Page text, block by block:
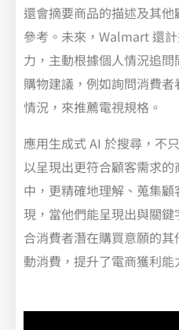
還會摘要商品的描述及其
參考。未來，Walmart 還
力，主動根據個人情況追
購物建議，例如詢問消費
情況，來推薦電視規格。
應用生成式 AI 於搜尋，不
以呈現出更符合顧客需求
中，更精確地理解、蒐集
現，當他們能呈現出與關
合消費者潛在購買意願的
動消費，提升了電商獲利能